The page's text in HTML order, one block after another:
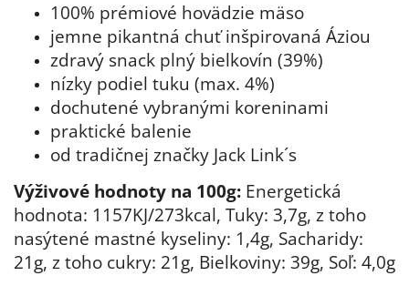
100% prémiové hovädzie mäso
jemne pikantná chuť inšpirovaná Áziou
zdravý snack plný bielkovín (39%)
nízky podiel tuku (max. 4%)
dochutené vybranými koreninami
praktické balenie
od tradičnej značky Jack Link´s
Výživové hodnoty na 100g: Energetická
hodnota: 1157KJ/273kcal, Tuky: 3,7g, z toho
nasýtené mastné kyseliny: 1,4g, Sacharidy:
21g, z toho cukry: 21g, Bielkoviny: 39g, Soľ: 4,0g